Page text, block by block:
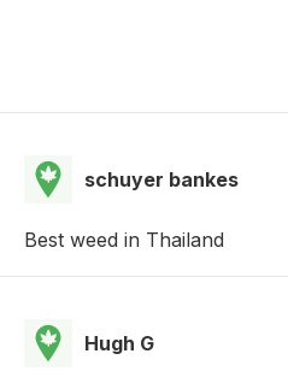
schuyer bankes
Best weed in Thailand
Hugh G